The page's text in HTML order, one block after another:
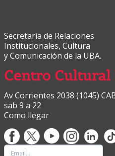
Secretaría de Relaciones
Institucionales, Cultura
y Comunicación de la UBA.
Centro Cultural
Av Corrientes 2038 (1045)
sab 9 a 22
Como llegar